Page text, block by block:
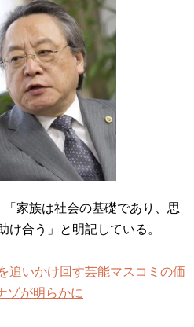
家族は社会の基礎であり、思
け合う」と明記している。
追いかけ回す芸能マスコミの価
ゾが明らかに